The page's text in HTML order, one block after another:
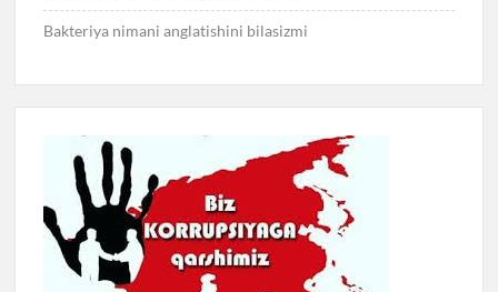
Bakteriya nimani anglatishini bilasizmi